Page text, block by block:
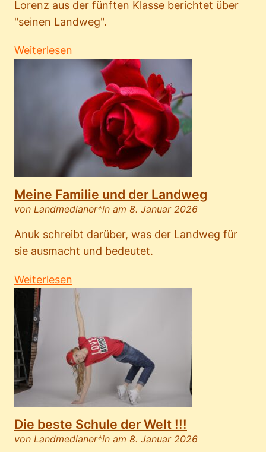
Lorenz aus der fünften Klasse berichtet über
"seinen Landweg".
Weiterlesen
Meine Familie und der Landweg
von Landmedianer*in am 8. Januar 2026
Anuk schreibt darüber, was der Landweg für
sie ausmacht und bedeutet.
Weiterlesen
Die beste Schule der Welt !!!
von Landmedianer*in am 8. Januar 2026